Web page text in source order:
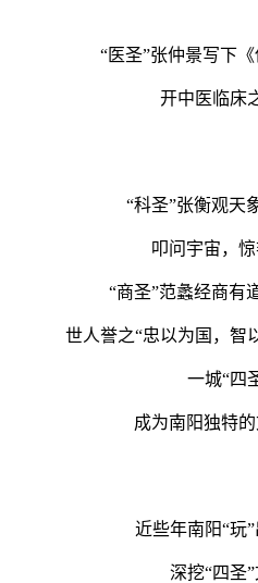
“医圣”张仲景写下《
开中医临床
“科圣”张衡观天
叩问宇宙，
“商圣”范蠡经商有
世人誉之“忠以为国，智
一城“四
成为南阳独特
近些年南阳“玩
深挖“四圣